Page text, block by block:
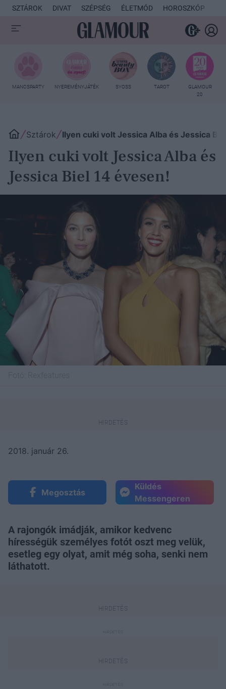
SZTÁROK DIVAT SZÉPSÉG ÉLETMÓD HOROSZKÓP
MANCSPARTY NYEREMÉNYJÁTÉK SYOSS TAROT
GLAMOUR
20
Sztárok Ilyen cuki volt Jessica Alba és Jessica
Ilyen cuki volt Jessica Alba és
Jessica Biel 14 évesen!
2018. január 26.
Megosztás
Küldés
Messengeren
A rajongók imádják, amikor kedvenc
hírességük személyes fotót oszt meg velük,
esetleg egy olyat, amit még soha, senki nem
láthatott.